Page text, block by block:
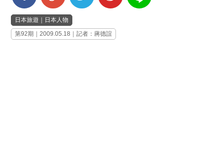
日本旅遊
日本人物
第92期｜2009.05.18｜記者：蔣德誼